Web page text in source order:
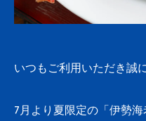
いつもご利用いただき誠
7月より夏限定の「伊勢